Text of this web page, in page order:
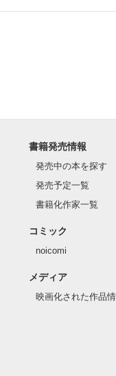
書籍発売情報
発売中の本を探す
発売予定一覧
書籍化作家一覧
コミック
noicomi
メディア
映画化された作品